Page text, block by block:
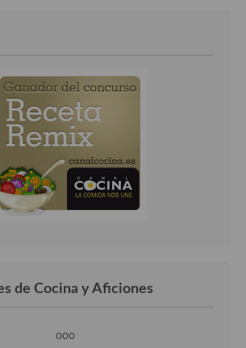
de Cocina y Aficiones
ooo